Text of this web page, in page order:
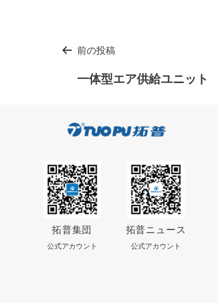
投
稿
ビ
ゲ
ー
シ
ョ
ン
前の投稿
一体型エア供給ユニット
拓普集団
公式アカウント
拓普ニュース
公式アカウント